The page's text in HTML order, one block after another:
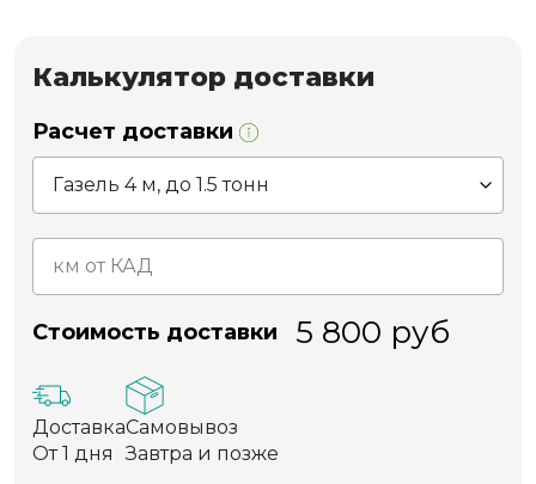
Калькулятор доставки
Расчет доставки
Стоимость доставки 5 800 руб
Доставка
От 1 дня
Самовывоз
Завтра и позже